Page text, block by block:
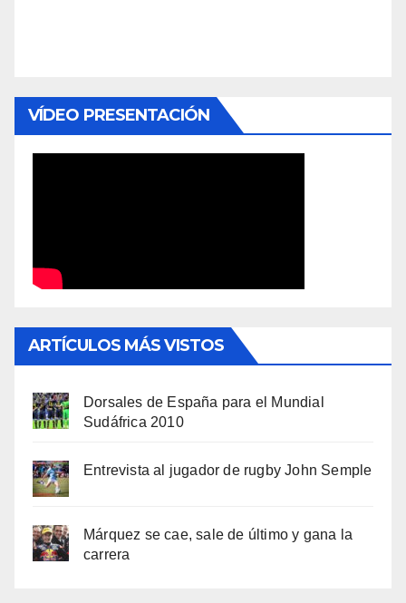
VÍDEO PRESENTACIÓN
ARTÍCULOS MÁS VISTOS
Dorsales de España para el Mundial
Sudáfrica 2010
Entrevista al jugador de rugby John Semple
Márquez se cae, sale de último y gana la
carrera